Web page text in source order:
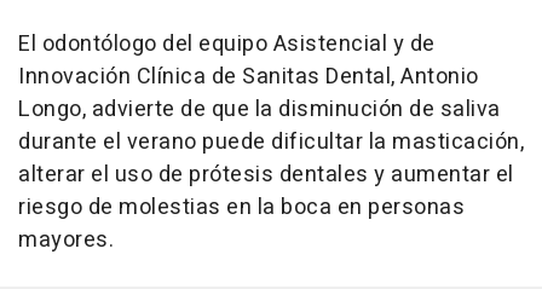
El odontólogo del equipo Asistencial y de
Innovación Clínica de Sanitas Dental, Antonio
Longo, advierte de que la disminución de saliva
durante el verano puede dificultar la masticación,
alterar el uso de prótesis dentales y aumentar el
riesgo de molestias en la boca en personas
mayores.